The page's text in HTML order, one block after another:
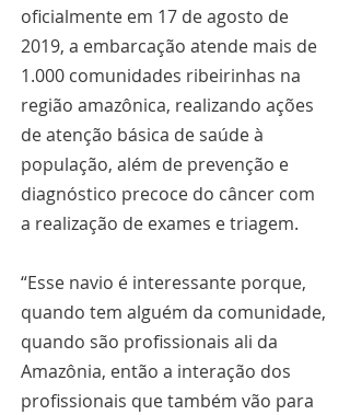
oficialmente em 17 de agosto de
2019, a embarcação atende mais de
1.000 comunidades ribeirinhas na
região amazônica, realizando ações
de atenção básica de saúde à
população, além de prevenção e
diagnóstico precoce do câncer com
a realização de exames e triagem.
“Esse navio é interessante porque,
quando tem alguém da comunidade,
quando são profissionais ali da
Amazônia, então a interação dos
profissionais que também vão para